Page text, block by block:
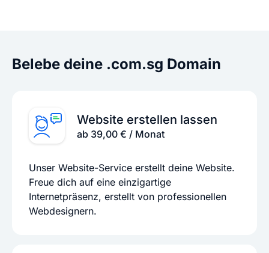
Belebe deine .com.sg Domain
Website erstellen lassen
ab 39,00 € / Monat
Unser Website-Service erstellt deine Website.
Freue dich auf eine einzigartige
Internetpräsenz, erstellt von professionellen
Webdesignern.